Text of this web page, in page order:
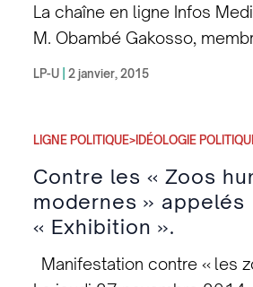
définissent par rapport à
Asante sana aux
La chaîne en ligne Infos
M. Obambé Gakosso,
Politique de la LP-U,
l’émission est Revue Hebdo
question de balayer
semaine écoulée, voire au-
LP-U 2 janvier, 2015
LIGNE POLITIQUE>IDÉOLOGIE
Contre les « Zoos
modernes » appelés
« Exhibition ».
Manifestation contre « les